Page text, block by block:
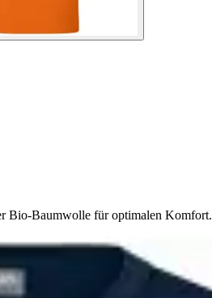
Bio-Baumwolle für optimalen Komfort.